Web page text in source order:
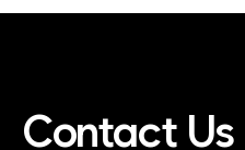
Contact Us